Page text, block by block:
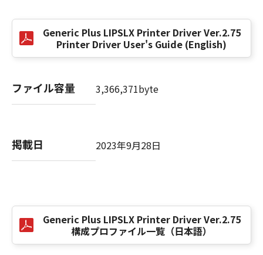
した場合、速やかに、「本ソフトウェア」およ
びその複製物のすべてを廃棄または消去するも
のとします。
定は、本契約書の終了後も効力を有します。
“米国政府エンドユーザー”とは、米国政府の機
関また団体を意味します。もしお客様が米国政
item," as that term is defined at 48 C.F.R.
2.101 (Oct 1995), consisting of "commercial
computer software" and "commercial
computer software documentation," as such
Generic Plus LIPSLX Printer Driver Ver.2.75
Printer Driver User's Guide (English)
ファイル容量 3,366,371byte
掲載日 2023年9月28日
Generic Plus LIPSLX Printer Driver Ver.2.75
構成プロファイル一覧（日本語）